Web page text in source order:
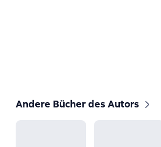
Andere Bücher des Autors